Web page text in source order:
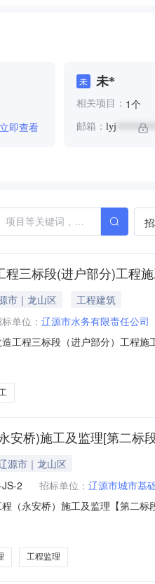
立即查看
未 未*
相关项目： 1个
邮箱： lyj
三标段(进户部分)工程
市｜龙山区
工程建筑
单位： 辽源市水务有限责任公司
工程三标段（进户部分）工程
监理首次公告日期：2022年09
安桥)施工及监理[第二标
源市｜龙山区
2 招标单位： 辽源市城市基
（永安桥）施工及监理【第二
建筑面积-投标最高限价及系数
工程监理